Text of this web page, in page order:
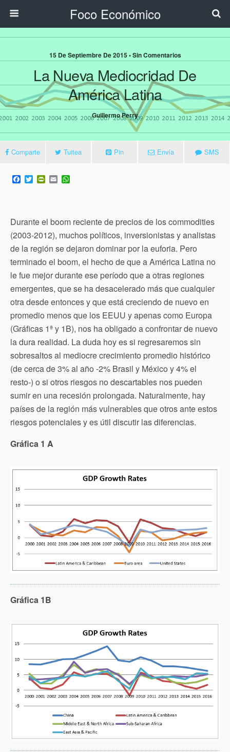
Foco Económico
15 De Septiembre De 2015 • Sin Comentarios
La Nueva Mediocridad De
América Latina
Guillermo Perry
Comparte Tuitea Pin Envía SMS
F
a
o
o
k
T
w
e
r
P
F
r
i
e
n
d
y
E
m
A
p
p
Durante el boom reciente de precios de los commodities
(2003-2012), muchos políticos, inversionistas y analistas
de la región se dejaron dominar por la euforia. Pero
terminado el boom, el hecho de que a América Latina no
le fue mejor durante ese período que a otras regiones
emergentes, que se ha desacelerado más que cualquier
otra desde entonces y que está creciendo de nuevo en
promedio menos que los EEUU y apenas como Europa
(Gráficas 1ª y 1B), nos ha obligado a confrontar de nuevo
la dura realidad. La duda hoy es si regresaremos sin
sobresaltos al mediocre crecimiento promedio histórico
(de cerca de 3% al año -2% Brasil y México y 4% el
resto-) o si otros riesgos no descartables nos pueden
sumir en una recesión prolongada. Naturalmente, hay
países de la región más vulnerables que otros ante estos
riesgos potenciales y es útil discutir las diferencias.
Gráfica 1 A
Gráfica 1B